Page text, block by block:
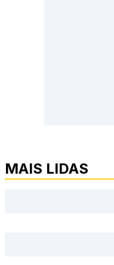
MAIS LIDAS